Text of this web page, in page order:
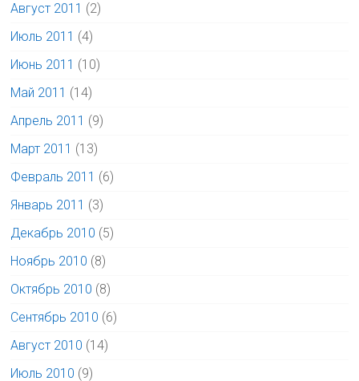
Август 2011 (2)
Июль 2011 (4)
Июнь 2011 (10)
Май 2011 (14)
Апрель 2011 (9)
Март 2011 (13)
Февраль 2011 (6)
Январь 2011 (3)
Декабрь 2010 (5)
Ноябрь 2010 (8)
Октябрь 2010 (8)
Сентябрь 2010 (6)
Август 2010 (14)
Июль 2010 (9)